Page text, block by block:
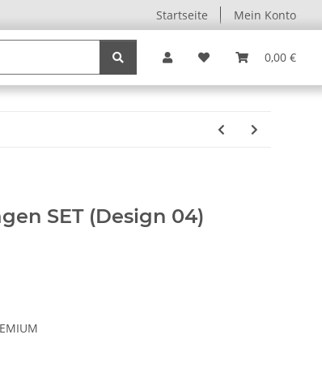
Startseite Mein Konto
0,00 €
SET (Design 04)